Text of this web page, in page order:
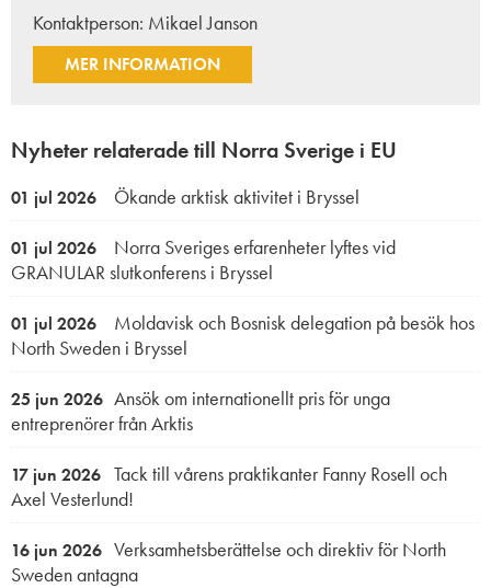
Kontaktperson: Mikael Janson
MER INFORMATION
Nyheter relaterade till Norra Sverige i EU
01 jul 2026 Ökande arktisk aktivitet i Bryssel
01 jul 2026
Norra Sveriges erfarenheter lyftes vid
GRANULAR slutkonferens i Bryssel
01 jul 2026
Moldavisk och Bosnisk delegation på besök hos
North Sweden i Bryssel
25 jun 2026 Ansök om internationellt pris för unga
entreprenörer från Arktis
17 jun 2026 Tack till vårens praktikanter Fanny Rosell och
Axel Vesterlund!
16 jun 2026 Verksamhetsberättelse och direktiv för North
Sweden antagna